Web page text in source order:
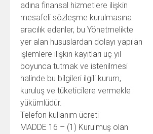
adına finansal hizmetlere ilişkin
mesafeli sözleşme kurulmasına
aracılık edenler, bu Yönetmelikte
yer alan hususlardan dolayı yapılan
işlemlere ilişkin kayıtları üç yıl
boyunca tutmak ve istenilmesi
halinde bu bilgileri ilgili kurum,
kuruluş ve tüketicilere vermekle
yükümlüdür.
Telefon kullanım ücreti
MADDE 16 – (1) Kurulmuş olan